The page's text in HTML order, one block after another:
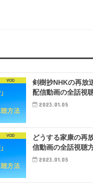
VOD
剣樹抄NHKの再放
配信動画の全話視
2023.01.05
VOD
どうする家康の再
信動画の全話視聴
2023.01.05